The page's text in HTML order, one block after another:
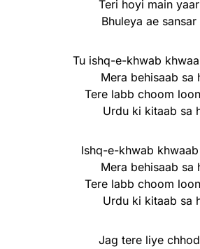
Teri hoyi main
Bhuleya ae sansar
Tu ishq-e-khwab
Mera behisaab sa
Tere labb choom
Urdu ki kitaab sa
Ishq-e-khwab
Mera behisaab sa
Tere labb choom
Urdu ki kitaab sa
Jag tere liye